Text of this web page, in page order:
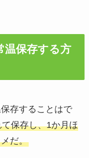
温保存する方
存することはで
保存し、1か月ほ
だ。